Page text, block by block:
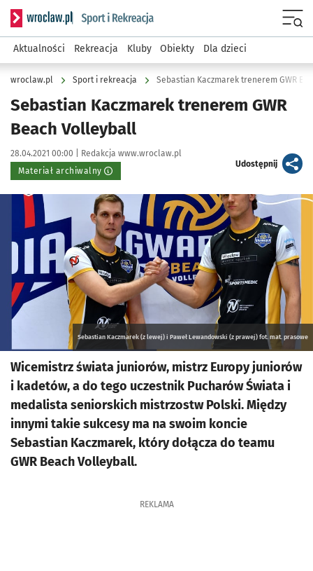
Serwis informacyjny wroclaw.pl podserwis: Sport i rekreacja
Aktualności Rekreacja Kluby Obiekty Dla dzieci
wroclaw.pl Sport i rekreacja Sebastian Kaczmarek trenerem GWR
Sebastian Kaczmarek trenerem GWR
Beach Volleyball
Data publikacji:
28.04.2021 00:00 | Autor:
Redakcja www.wroclaw.pl
Materiał archiwalny
Udostępnijartykuł
Kliknij, aby powiększyć
Sebastian Kaczmarek (z lewej) i Paweł Lewandowski (z prawej) fot. mat. prasowe
Wicemistrz świata juniorów, mistrz Europy juniorów
i kadetów, a do tego uczestnik Pucharów Świata i
medalista seniorskich mistrzostw Polski. Między
innymi takie sukcesy ma na swoim koncie
Sebastian Kaczmarek, który dołącza do teamu
GWR Beach Volleyball.
REKLAMA